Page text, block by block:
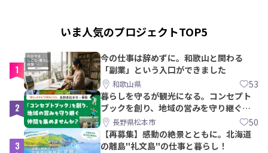
いま人気のプロジェクトTOP5
1
今の仕事は辞めずに。和歌山と関わる
「副業」という入口ができました
和歌山県 53
2
暮らしを守るが観光になる。コンセプト
ブックを創り、地域の営みを守り継ぐ仲
間を集めませんか？
長野県松本市 50
3
【再募集】感動の絶景とともに。北海道
の離島"礼文島"の仕事と暮らし！